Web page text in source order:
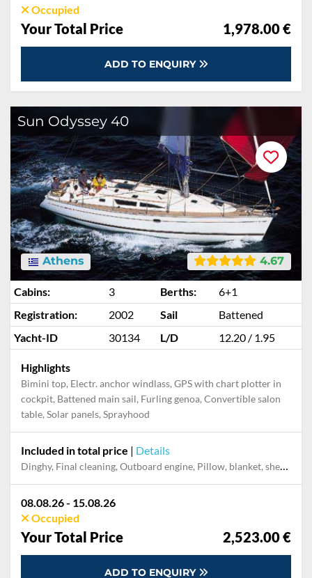
Occupied
Your Total Price 1,978.00 €
ADD TO ENQUIRY
Sun Odyssey 40
4.67
Athens
Cabins: 3 Berths:
6+1
Registration:
2002 Sail
Battened
Yacht-ID
30134 L/D 12.20 / 1.95
Highlights
Bimini top, Electr. anchor windlass, GPS with chart plotter in
cockpit, Battened main sail, Furling genoa, Convertible salon
table, Solar panels, Sprayhood
Included in total price | Details
Dinghy, Final cleaning, Outboard engine, Pillow, blanket, sheets, duvet cover, Towels
08.08.26 - 15.08.26
Occupied
Your Total Price 2,523.00 €
ADD TO ENQUIRY